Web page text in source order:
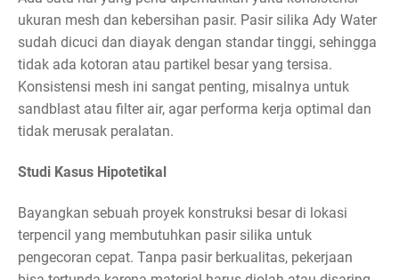
ukuran mesh dan kebersihan pasir. Pasir silika Ady Water
sudah dicuci dan diayak dengan standar tinggi, sehingga
tidak ada kotoran atau partikel besar yang tersisa.
Konsistensi mesh ini sangat penting, misalnya untuk
sandblast atau filter air, agar performa kerja optimal dan
tidak merusak peralatan.
Studi Kasus Hipotetikal
Bayangkan sebuah proyek konstruksi besar di lokasi
terpencil yang membutuhkan pasir silika untuk
pengecoran cepat. Tanpa pasir berkualitas, pekerjaan